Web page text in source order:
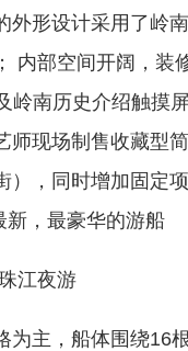
外形设计采用了岭
内部空间开阔，装
岭南历史介绍触摸
师现场制售收藏型
），同时增加固定
新，最豪华的游船
江夜游
为主，船体围绕16